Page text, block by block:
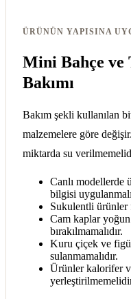
ÜRÜNÜN YAPISINA
Mini Bahçe ve
Bakımı
Bakım şekli kullanılan
malzemelere göre
miktarda su
Canlı modellerde
bilgisi
Sukulentli ürünler
Cam kaplar
bırakılmamalıdır.
Kuru çiçek ve
sulanmamalıdır.
Ürünler kalorifer